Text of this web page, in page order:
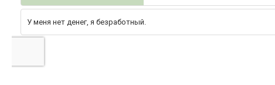
У меня нет денег, я безработный.